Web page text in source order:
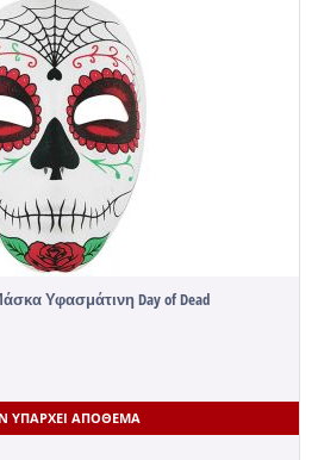
Υφασμάτινη Day of Dead
ΥΠΆΡΧΕΙ ΑΠΌΘΕΜΑ